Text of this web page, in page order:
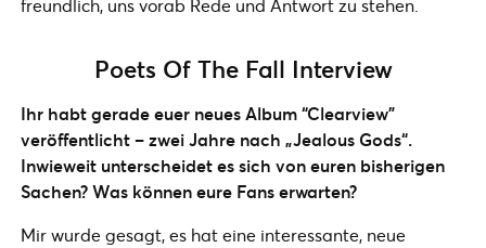
freundlich, uns vorab Rede und Antwort zu stehen.
Poets Of The Fall Interview
Ihr habt gerade euer neues Album “Clearview”
veröffentlicht – zwei Jahre nach „Jealous Gods“.
Inwieweit unterscheidet es sich von euren bisherigen
Sachen? Was können eure Fans erwarten?
Mir wurde gesagt, es hat eine interessante, neue